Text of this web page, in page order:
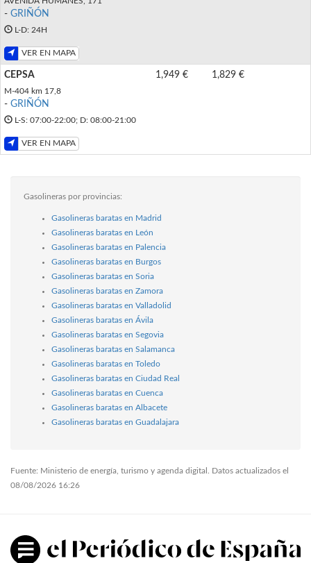
- GRIÑÓN
L-D: 24H
VER EN MAPA
CEPSA
M-404 km 17,8
- GRIÑÓN
L-S: 07:00-22:00; D: 08:00-21:00
VER EN MAPA
1,949 € 1,829 €
Gasolineras por provincias:
Gasolineras baratas en Madrid
Gasolineras baratas en León
Gasolineras baratas en Palencia
Gasolineras baratas en Burgos
Gasolineras baratas en Soria
Gasolineras baratas en Zamora
Gasolineras baratas en Valladolid
Gasolineras baratas en Ávila
Gasolineras baratas en Segovia
Gasolineras baratas en Salamanca
Gasolineras baratas en Toledo
Gasolineras baratas en Ciudad Real
Gasolineras baratas en Cuenca
Gasolineras baratas en Albacete
Gasolineras baratas en Guadalajara
Fuente: Ministerio de energía, turismo y agenda digital. Datos actualizados el
08/08/2026 16:26